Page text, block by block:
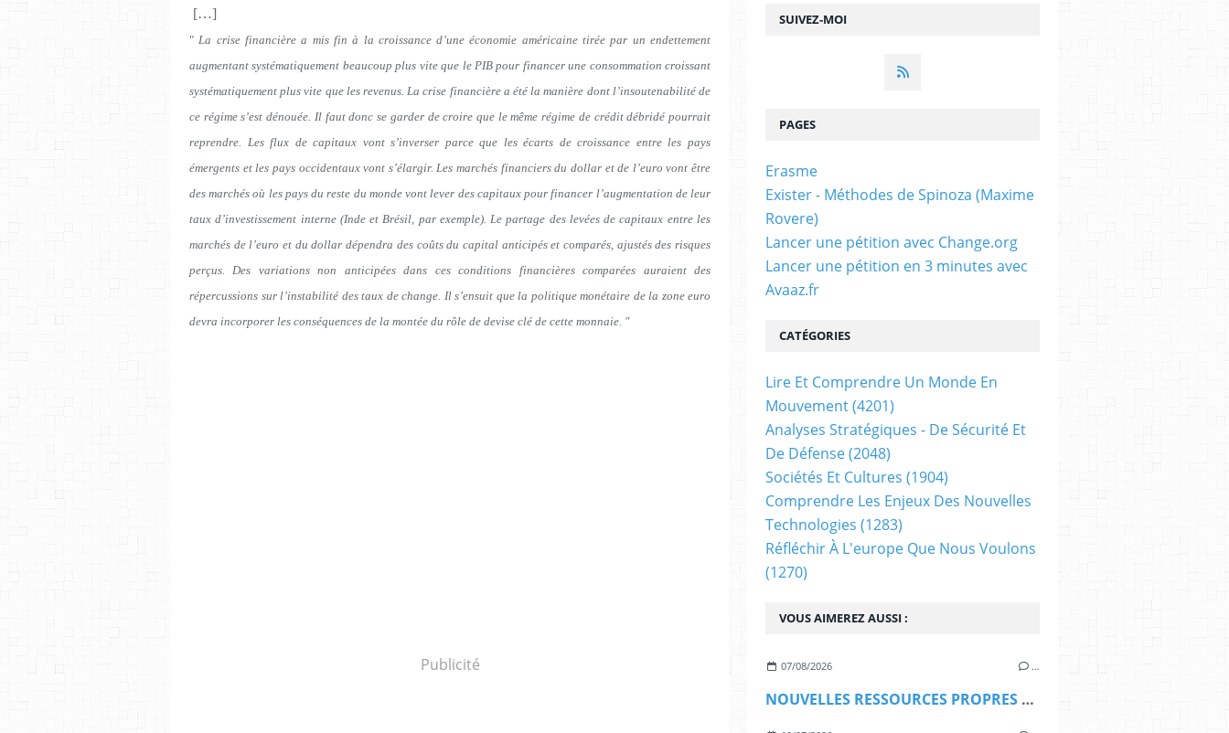
[…]
" La crise financière a mis fin à la croissance d’une économie américaine tirée par un endettement
augmentant systématiquement beaucoup plus vite que le PIB pour financer une consommation croissant
systématiquement plus vite que les revenus. La crise financière a été la manière dont l’insoutenabilité de
ce régime s’est dénouée. Il faut donc se garder de croire que le même régime de crédit débridé pourrait
reprendre. Les flux de capitaux vont s’inverser parce que les écarts de croissance entre les pays
émergents et les pays occidentaux vont s’élargir. Les marchés financiers du dollar et de l’euro vont être
des marchés où les pays du reste du monde vont lever des capitaux pour financer l’augmentation de leur
taux d’investissement interne (Inde et Brésil, par exemple). Le partage des levées de capitaux entre les
marchés de l’euro et du dollar dépendra des coûts du capital anticipés et comparés, ajustés des risques
perçus. Des variations non anticipées dans ces conditions financières comparées auraient des
répercussions sur l’instabilité des taux de change. Il s’ensuit que la politique monétaire de la zone euro
devra incorporer les conséquences de la montée du rôle de devise clé de cette monnaie "
Publicité
SUIVEZ-MOI
VOUS AIMEREZ AUSSI :
07/08/2026 …
NOUVELLES RESSOURCES PROPRES DE L'UE : LE VETO ... MALTAIS (Les Amis du Traité de Lisbonne)
PAGES
Erasme
Exister - Méthodes de Spinoza (Maxime
Rovere)
Lancer une pétition avec Change.org
Lancer une pétition en 3 minutes avec
Avaaz.fr
CATÉGORIES
Lire Et Comprendre Un Monde En
Mouvement(4201)
Analyses Stratégiques - De Sécurité Et
De Défense(2048)
Sociétés Et Cultures (1904)
Comprendre Les Enjeux Des Nouvelles
Technologies (1283)
Réfléchir À L'europe Que Nous Voulons
(1270)